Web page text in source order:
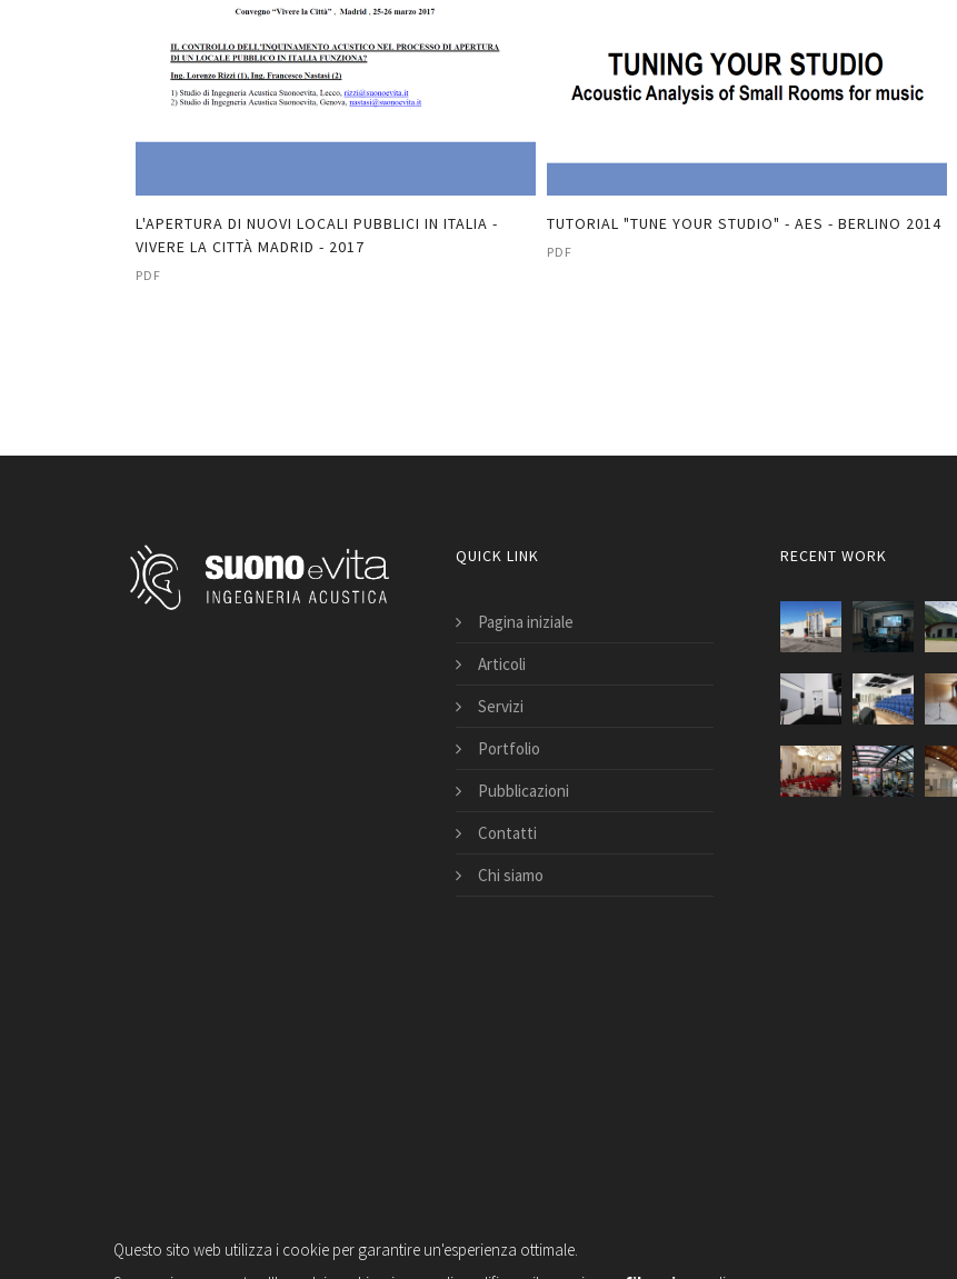
L'APERTURA DI NUOVI LOCALI PUBBLICI IN ITALIA -
VIVERE LA CITTÀ MADRID - 2017
PDF
TUTORIAL "TUNE YOUR STUDIO" - AES - BERLINO 2014
PDF
QUICK LINK
Pagina iniziale
Articoli
Servizi
Portfolio
Pubblicazioni
Contatti
Chi siamo
RECENT WORK
Questo sito web utilizza i cookie per garantire un'esperienza ottimale.